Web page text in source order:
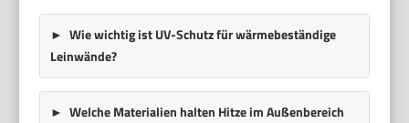
Wie wichtig ist UV-Schutz für wärmebeständige
Leinwände?
Welche Materialien halten Hitze im Außenbereich